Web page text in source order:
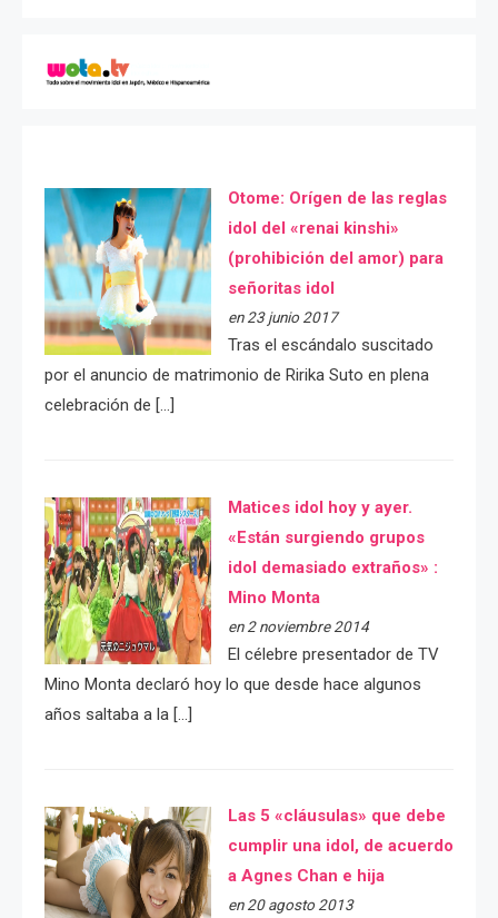
Otome: Orígen de las reglas
idol del «renai kinshi»
(prohibición del amor) para
señoritas idol
en 23 junio 2017
Tras el escándalo suscitado
por el anuncio de matrimonio de Ririka Suto en plena
celebración de […]
Matices idol hoy y ayer.
«Están surgiendo grupos
idol demasiado extraños» :
Mino Monta
en 2 noviembre 2014
El célebre presentador de TV
Mino Monta declaró hoy lo que desde hace algunos
años saltaba a la […]
Las 5 «cláusulas» que debe
cumplir una idol, de acuerdo
a Agnes Chan e hija
en 20 agosto 2013